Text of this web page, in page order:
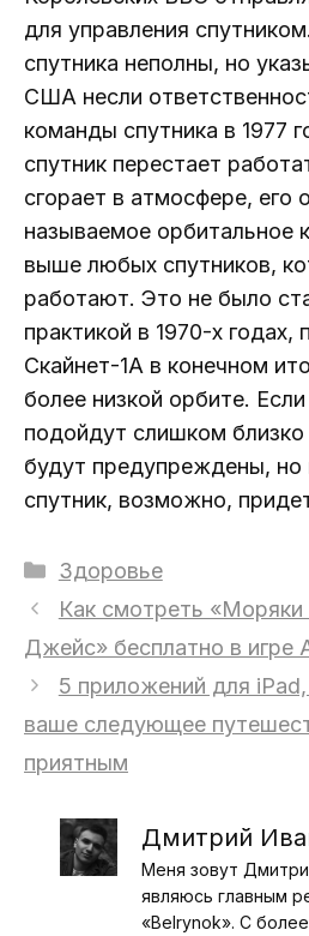
для управления
спутника неполны, но
США несли
команды спутника в 1977
спутник перестает
сгорает в атмосфере, его
называемое орбитальное
выше любых спутников,
работают. Это не было
практикой в ​​1970-х годах,
Скайнет-1А в конечном
более низкой орбите.
подойдут слишком близко
будут предупреждены, но
спутник, возможно,
Рубрики
Здоровье
Как смотреть
Джейс» бесплатно в игре
5 приложений для
ваше следующее
приятным
Дмитрий
Меня зовут
являюсь главным
«Belrynok». С